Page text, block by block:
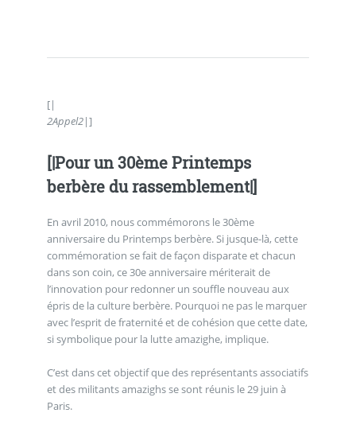
[|
2Appel2|]
[|Pour un 30ème Printemps
berbère du rassemblement|]
En avril 2010, nous commémorons le 30ème
anniversaire du Printemps berbère. Si jusque-là, cette
commémoration se fait de façon disparate et chacun
dans son coin, ce 30e anniversaire mériterait de
l’innovation pour redonner un souffle nouveau aux
épris de la culture berbère. Pourquoi ne pas le marquer
avec l’esprit de fraternité et de cohésion que cette date,
si symbolique pour la lutte amazighe, implique.
C’est dans cet objectif que des représentants associatifs
et des militants amazighs se sont réunis le 29 juin à
Paris.